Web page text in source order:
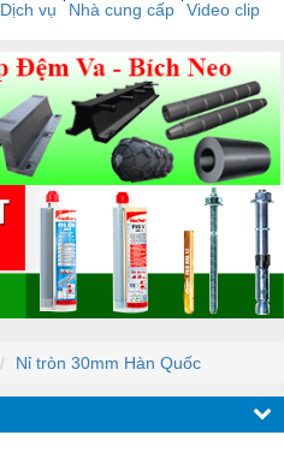
Dịch vụ Nhà cung cấp Video clip
Nỉ tròn 30mm Hàn Quốc